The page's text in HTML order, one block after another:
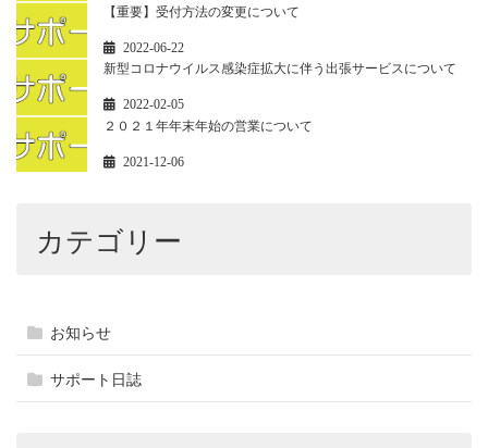
【重要】受付方法の変更について
2022-06-22
新型コロナウイルス感染症拡大に伴う出張サービスについて
2022-02-05
２０２１年年末年始の営業について
2021-12-06
カテゴリー
お知らせ
サポート日誌